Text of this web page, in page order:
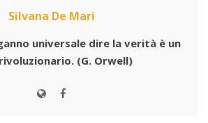
Silvana De Mari
universale dire la verità è un
(G. Orwell)